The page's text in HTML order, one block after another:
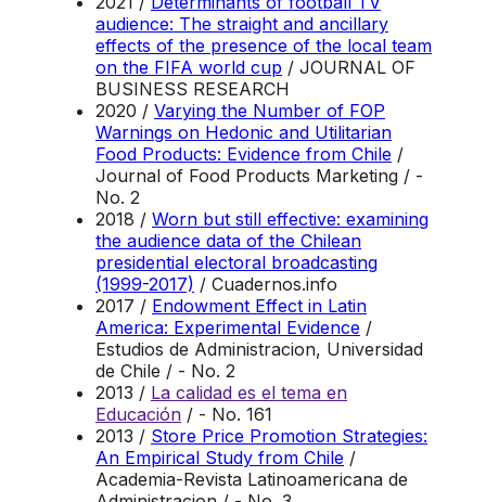
audience: The straight and ancillary
effects of the presence of the local team
on the FIFA world cup / JOURNAL OF
BUSINESS RESEARCH
2020 / Varying the Number of FOP
Warnings on Hedonic and Utilitarian
Food Products: Evidence from Chile /
Journal of Food Products Marketing / -
No. 2
2018 / Worn but still effective: examining
the audience data of the Chilean
presidential electoral broadcasting
(1999-2017) / Cuadernos.info
2017 / Endowment Effect in Latin
America: Experimental Evidence /
Estudios de Administracion, Universidad
de Chile / - No. 2
2013 / La calidad es el tema en
Educación / - No. 161
2013 / Store Price Promotion Strategies:
An Empirical Study from Chile /
Academia-Revista Latinoamericana de